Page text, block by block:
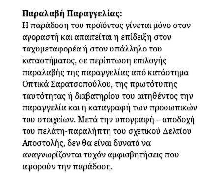
Παραλαβή Παραγγελίας:
Η παράδοση του προϊόντος γίνεται μόνο στον
αγοραστή και απαιτείται η επίδειξη στον
ταχυμεταφορέα ή στον υπάλληλο του
καταστήματος, σε περίπτωση επιλογής
παραλαβής της παραγγελίας από κατάστημα
Οπτικά Σαρατσοπούλου, της πρωτότυπης
ταυτότητας ή διαβατηρίου του αιτηθέντος την
παραγγελία και η καταγραφή των προσωπικών
του στοιχείων. Μετά την υπογραφή – αποδοχή
του πελάτη-παραλήπτη του σχετικού Δελτίου
Αποστολής, δεν θα είναι δυνατό να
αναγνωρίζονται τυχόν αμφισβητήσεις που
αφορούν την παράδοση.